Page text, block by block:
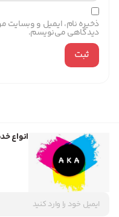
ذخیره نام، ایمیل و وبسایت
دیدگاهی می‌نویسم.
انواع